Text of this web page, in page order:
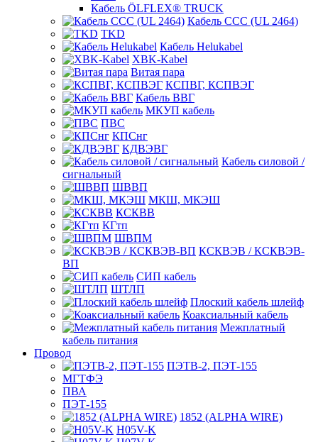
Кабель ÖLFLEX® TRUCK
Кабель CCC (UL 2464)
TKD
Кабель Helukabel
XBK-Kabel
Витая пара
КСПВГ, КСПВЭГ
Кабель ВВГ
МКУП кабель
ПВС
КПСнг
КДВЭВГ
Кабель силовой /
сигнальный
ШВВП
МКШ, МКЭШ
КСКВВ
КГтп
ШВПМ
КСКВЭВ / КСКВЭВ-
ВП
СИП кабель
ШТЛП
Плоский кабель шлейф
Коаксиальный кабель
Межплатный
кабель питания
Провод
ПЭТВ-2, ПЭТ-155
МГТФЭ
ПВА
ПЭТ-155
1852 (ALPHA WIRE)
H05V-K